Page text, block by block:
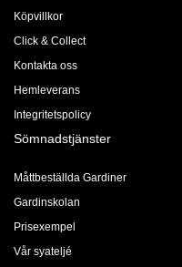
Köpvillkor
Click & Collect
Kontakta oss
Hemleverans
Integritetspolicy
Sömnadstjänster
Måttbeställda Gardiner
Gardinskolan
Prisexempel
Vår syateljé